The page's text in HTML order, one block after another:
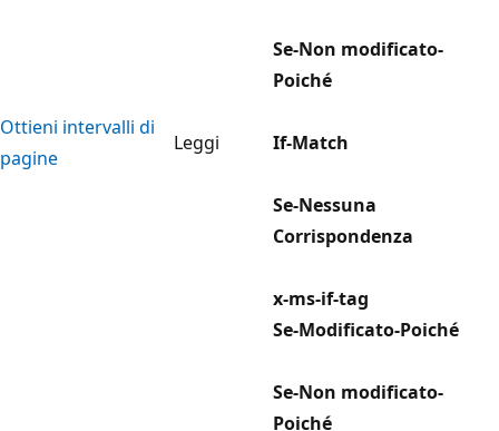
Ottieni intervalli di
pagine
Leggi
Se-Non modificato-
Poiché
If-Match
Se-Nessuna
Corrispondenza
x-ms-if-tag
Se-Modificato-Poiché
Se-Non modificato-
Poiché